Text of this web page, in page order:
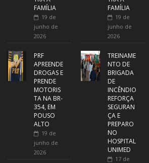
FAMÍLIA
19 de
junho de
2026
PRF
APREENDE
DROGAS E
PRENDE
MOTORIS
TA NA BR-
354, EM
POUSO
ALTO
19 de
junho de
2026
FAMÍLIA
19 de
junho de
2026
TREINAME
NTO DE
BRIGADA
DE
INCÊNDIO
REFORÇA
SEGURAN
ÇA E
PREPARO
NO
HOSPITAL
UNIMED
17 de